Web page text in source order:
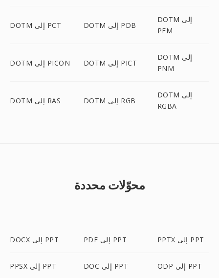
DOTM إلى PCT DOTM إلى PDB
DOTM إلى
PFM
DOTM إلى PICON DOTM إلى PICT
DOTM إلى
PNM
DOTM إلى RAS DOTM إلى RGB
DOTM إلى
RGBA
محوّلات محددة
DOCX إلى PPT PDF إلى PPT PPTX إلى PPT
PPSX إلى PPT DOC إلى PPT ODP إلى PPT